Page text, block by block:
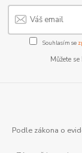
Souhlasím se
Můžete
Podle zákona o